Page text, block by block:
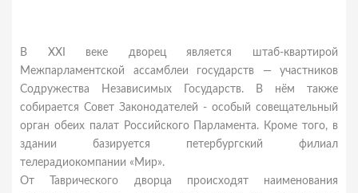
В XXI веке дворец является штаб-квартирой
Межпарламентской ассамблеи государств — участников
Содружества Независимых Государств. В нём также
собирается Совет Законодателей - особый совещательный
орган обеих палат Российского Парламента. Кроме того, в
здании базируется петербургский филиал
телерадиокомпании «Мир».
От Таврического дворца происходят наименования